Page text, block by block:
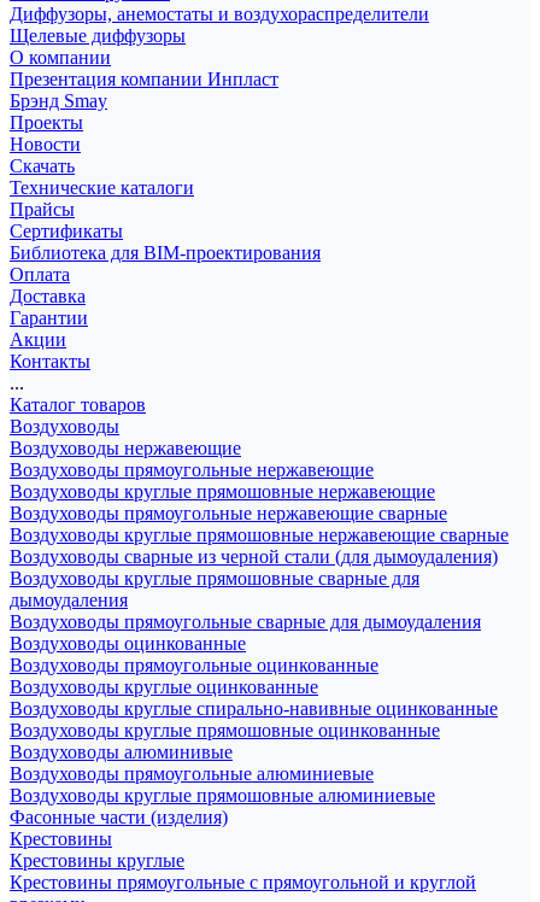
Диффузоры, анемостаты и воздухораспределители
Щелевые диффузоры
О компании
Презентация компании Инпласт
Брэнд Smay
Проекты
Новости
Скачать
Технические каталоги
Прайсы
Сертификаты
Библиотека для BIM-проектирования
Оплата
Доставка
Гарантии
Акции
Контакты
...
Каталог товаров
Воздуховоды
Воздуховоды нержавеющие
Воздуховоды прямоугольные нержавеющие
Воздуховоды круглые прямошовные нержавеющие
Воздуховоды прямоугольные нержавеющие сварные
Воздуховоды круглые прямошовные нержавеющие сварные
Воздуховоды сварные из черной стали (для дымоудаления)
Воздуховоды круглые прямошовные сварные для
дымоудаления
Воздуховоды прямоугольные сварные для дымоудаления
Воздуховоды оцинкованные
Воздуховоды прямоугольные оцинкованные
Воздуховоды круглые оцинкованные
Воздуховоды круглые спирально-навивные оцинкованные
Воздуховоды круглые прямошовные оцинкованные
Воздуховоды алюминивые
Воздуховоды прямоугольные алюминиевые
Воздуховоды круглые прямошовные алюминиевые
Фасонные части (изделия)
Крестовины
Крестовины круглые
Крестовины прямоугольные с прямоугольной и круглой